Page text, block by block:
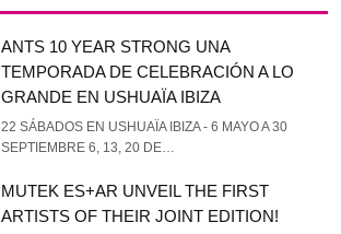
ANTS 10 YEAR STRONG UNA
TEMPORADA DE CELEBRACIÓN A LO
GRANDE EN USHUAÏA IBIZA
22 SÁBADOS EN USHUAÏA IBIZA - 6 MAYO A 30
SEPTIEMBRE 6, 13, 20 DE…
MUTEK ES+AR UNVEIL THE FIRST
ARTISTS OF THEIR JOINT EDITION!